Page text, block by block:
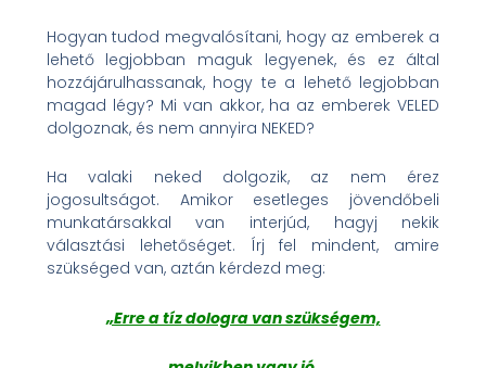
Hogyan tudod megvalósítani, hogy az emberek a
lehető legjobban maguk legyenek, és ez által
hozzájárulhassanak, hogy te a lehető legjobban
magad légy? Mi van akkor, ha az emberek VELED
dolgoznak, és nem annyira NEKED?
Ha valaki neked dolgozik, az nem érez
jogosultságot. Amikor esetleges jövendőbeli
munkatársakkal van interjúd, hagyj nekik
választási lehetőséget. Írj fel mindent, amire
szükséged van, aztán kérdezd meg:
„Erre a tíz dologra van szükségem,